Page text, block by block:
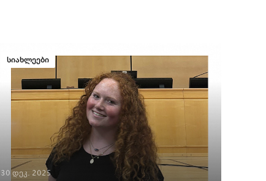
სიახლეები
30 დეკ. 2025